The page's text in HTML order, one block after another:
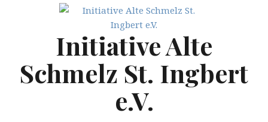
Initiative Alte
Schmelz St. Ingbert
e.V.